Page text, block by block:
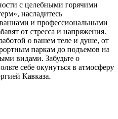
с целебными горячими
насладитесь
и профессиональными
от стресса и напряжения.
о вашем теле и душе, от
паркам до подъемов на
видами. Забудьте о
себе окунуться в атмосферу
Кавказа.